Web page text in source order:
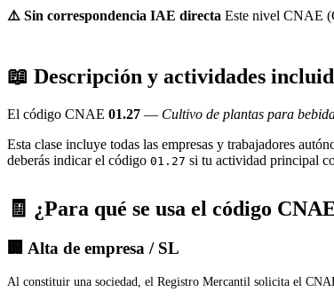
⚠️ Sin correspondencia IAE directa Este nivel CNAE
📖 Descripción y actividades
El código CNAE 01.27 — Cultivo de plantas para
Esta clase incluye todas las empresas y trabajadores
deberás indicar el código 01.27 si tu actividad principal
🧾 ¿Para qué se usa el código
🏢 Alta de empresa / SL
Al constituir una sociedad, el Registro Mercantil solicita el